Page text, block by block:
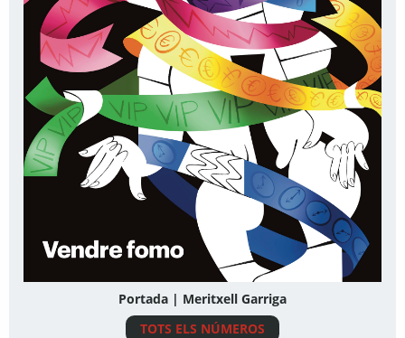
Portada | Meritxell Garriga
TOTS ELS NÚMEROS